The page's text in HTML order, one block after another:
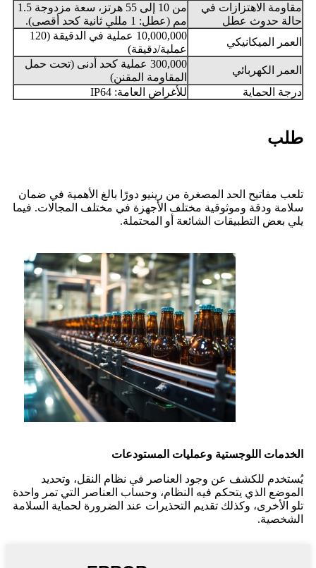
مقاومة الاهتزازات في
حالة حدوث عطل
من 10 إلى 55 هرتز، سعة مزدوجة 1.5
مم (عطل: 1 مللي ثانية كحد أقصى).
العمر الميكانيكي
10,000,000 عملية في الدقيقة (120
عملية/دقيقة)
العمر الكهربائي
300,000 عملية كحد أدنى (تحت حمل
المقاومة المقنن)
درجة الحماية
للأغراض العامة: IP64
طلب
تلعب مفاتيح الحد المصغرة من رينيو دورًا بالغ الأهمية في ضمان
سلامة ودقة وموثوقية مختلف الأجهزة في مختلف المجالات. فيما
يلي بعض التطبيقات الشائعة أو المحتملة.
الخدمات اللوجستية وعمليات المستودعات
يُستخدم للكشف عن وجود العناصر في نظام النقل، وتحديد
الموضع الذي يتحكم فيه النظام، وحساب العناصر التي تمر واحدة
تلو الأخرى، وكذلك تقديم التحذيرات عند الضرورة لحماية السلامة
الشخصية.